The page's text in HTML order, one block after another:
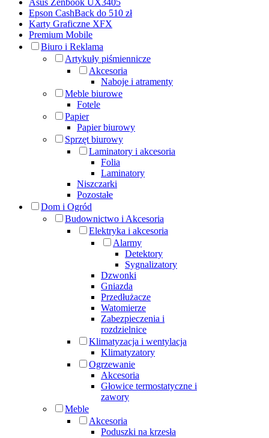
Asus Zenbook UX3405
Epson CashBack do 510 zł
Karty Graficzne XFX
Premium Mobile
Biuro i Reklama
Artykuły piśmiennicze
Akcesoria
Naboje i atramenty
Meble biurowe
Fotele
Papier
Papier biurowy
Sprzęt biurowy
Laminatory i akcesoria
Folia
Laminatory
Niszczarki
Pozostałe
Dom i Ogród
Budownictwo i Akcesoria
Elektryka i akcesoria
Alarmy
Detektory
Sygnalizatory
Dzwonki
Gniazda
Przedłużacze
Watomierze
Zabezpieczenia i
rozdzielnice
Klimatyzacja i wentylacja
Klimatyzatory
Ogrzewanie
Akcesoria
Głowice termostatyczne i
zawory
Meble
Akcesoria
Poduszki na krzesła